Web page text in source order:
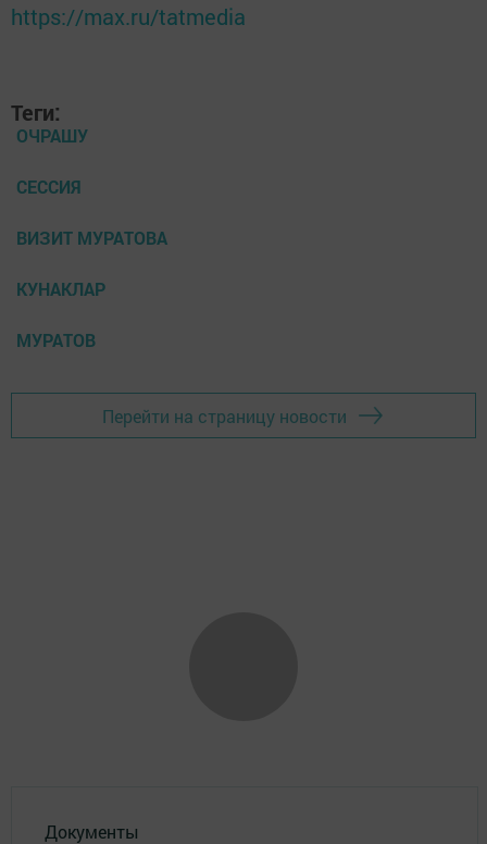
https://max.ru/tatmedia
Теги:
ОЧРАШУ
СЕССИЯ
ВИЗИТ МУРАТОВА
КУНАКЛАР
МУРАТОВ
Перейти на страницу новости
Документы